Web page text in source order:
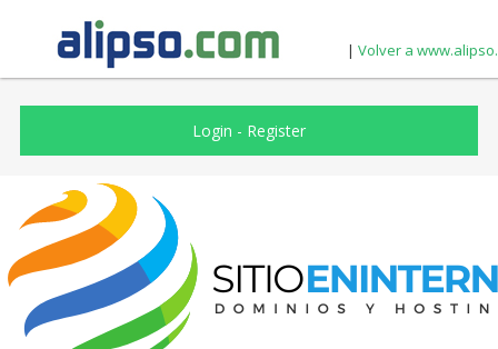
| Volver a
Login - Register